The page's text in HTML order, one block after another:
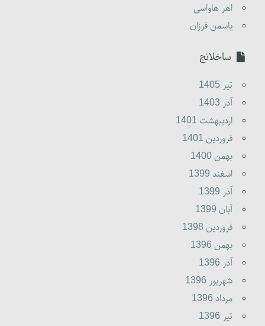
اهر هاواسی
یاسمن فرزان
ساخلانج
تير 1405
آذر 1403
ارديبهشت 1401
فروردين 1401
بهمن 1400
اسفند 1399
آذر 1399
آبان 1399
فروردين 1398
بهمن 1396
آذر 1396
شهريور 1396
مرداد 1396
تير 1396